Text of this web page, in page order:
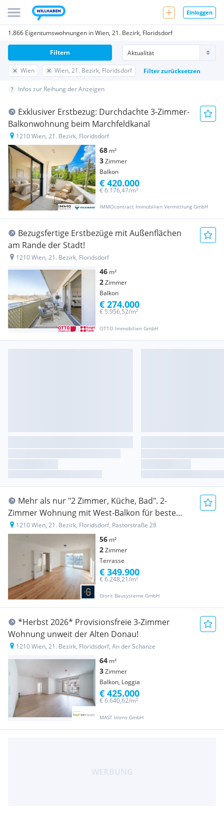
Einloggen
1.866 Eigentumswohnungen in Wien, 21. Bezirk, Floridsdorf
Wien Wien, 21. Bezirk, Floridsdorf Filter zurücksetzen
Filtern
Infos zur Reihung der Anzeigen
Exklusiver Erstbezug: Durchdachte 3-Zimmer-
Balkonwohnung beim Marchfeldkanal
1210 Wien, 21. Bezirk, Floridsdorf
68 m²
3Zimmer
Balkon
IMMOcontract Immobilien Vermittlung GmbH
€ 6.176,47/m²
€ 420.000
Bezugsfertige Erstbezüge mit Außenflächen
am Rande der Stadt!
1210 Wien, 21. Bezirk, Floridsdorf
46 m²
2Zimmer
Balkon
OTTO Immobilien GmbH
€ 5.956,52/m²
€ 274.000
Mehr als nur "2 Zimmer, Küche, Bad". 2-
Zimmer Wohnung mit West-Balkon für beste
Aussichten
1210 Wien, 21. Bezirk, Floridsdorf, Pastorstraße 28
56 m²
2Zimmer
Terrasse
Glorit Bausysteme GmbH
€ 6.248,21/m²
€ 349.900
*Herbst 2026* Provisionsfreie 3-Zimmer
Wohnung unweit der Alten Donau!
1210 Wien, 21. Bezirk, Floridsdorf, An der Schanze
64 m²
3Zimmer
Balkon, Loggia
MAST Immo GmbH
€ 6.640,62/m²
€ 425.000